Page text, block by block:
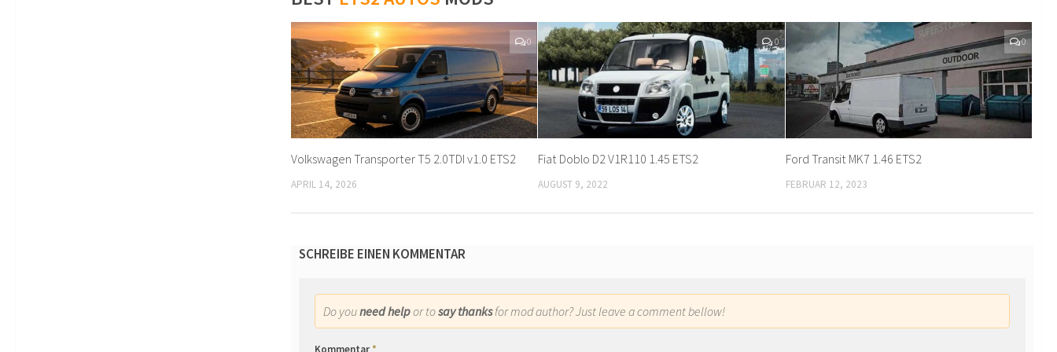
0
Volkswagen Transporter T5 2.0TDI v1.0 ETS2
APRIL 14, 2026
0
Fiat Doblo D2 V1R110 1.45 ETS2
AUGUST 9, 2022
0
Ford Transit MK7 1.46 ETS2
FEBRUAR 12, 2023
SCHREIBE EINEN KOMMENTAR
Do youneed helpor tosay thanksfor mod author? Just leave a comment bellow!
Kommentar*